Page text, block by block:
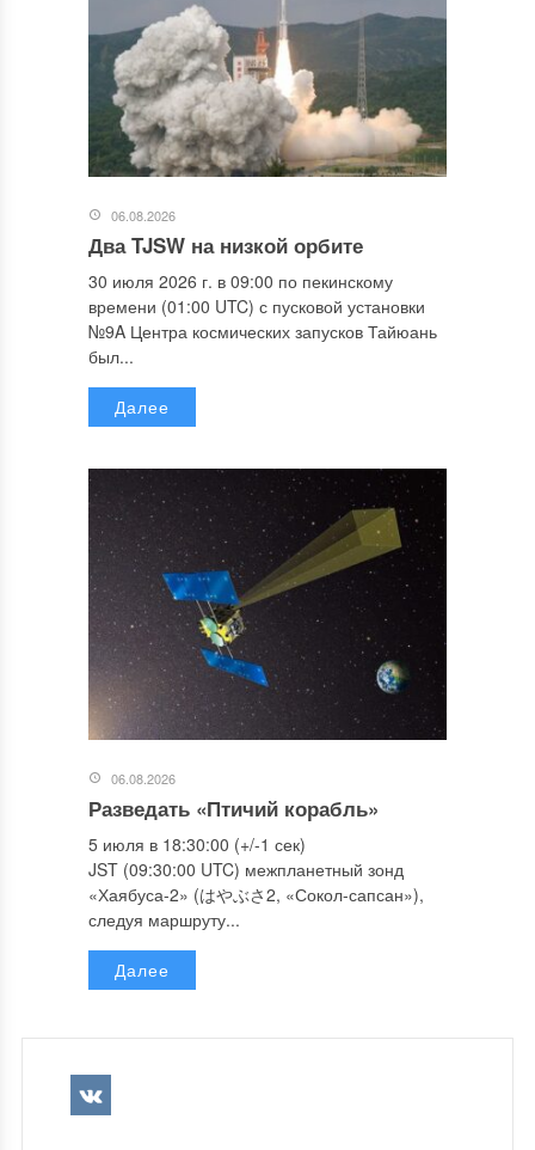
06.08.2026
Два TJSW на низкой орбите
30 июля 2026 г. в 09:00 по пекинскому
времени (01:00 UTC) с пусковой установки
№9A Центра космических запусков Тайюань
был...
Далее
06.08.2026
Разведать «Птичий корабль»
5 июля в 18:30:00 (+/-1 сек)
JST (09:30:00 UTC) межпланетный зонд
«Хаябуса-2» (はやぶさ2, «Сокол-сапсан»),
следуя маршруту...
Далее